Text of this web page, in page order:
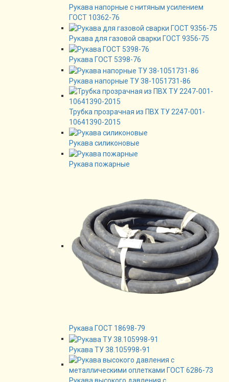
Рукава напорные с нитяным усилением
ГОСТ 10362-76
Рукава для газовой сварки ГОСТ 9356-75
Рукава ГОСТ 5398-76
Рукава напорные ТУ 38-1051731-86
Трубка прозрачная из ПВХ ТУ 2247-001-
10641390-2015
Рукава силиконовые
Рукава пожарные
Рукава ГОСТ 18698-79
Рукава ТУ 38.105998-91
Рукава высокого давления с